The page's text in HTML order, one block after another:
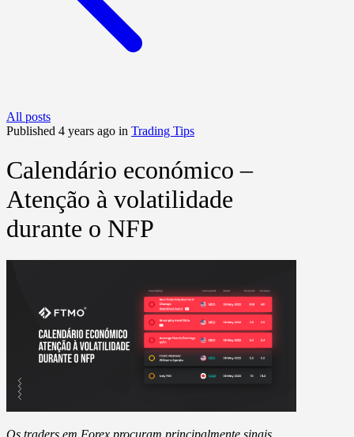
All posts
Published 4 years ago in Trading Tips
Calendário económico –
Atenção à volatilidade
durante o NFP